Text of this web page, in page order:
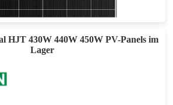
Jahre Leistungsgarantie
HJT 430W 440W 450W PV-Panels im
Lager